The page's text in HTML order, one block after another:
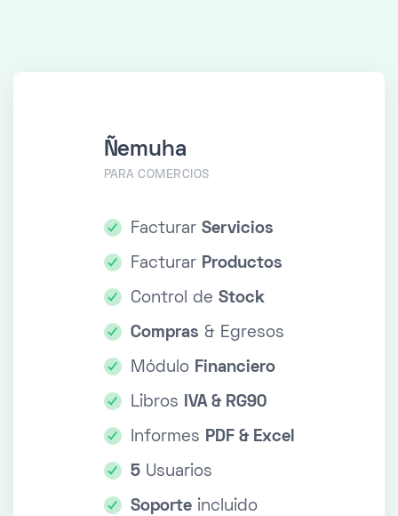
Ñemuha
PARA COMERCIOS
Facturar Servicios
Facturar Productos
Control de Stock
Compras & Egresos
Módulo Financiero
Libros IVA & RG90
Informes PDF & Excel
5Usuarios
Soporteincluido